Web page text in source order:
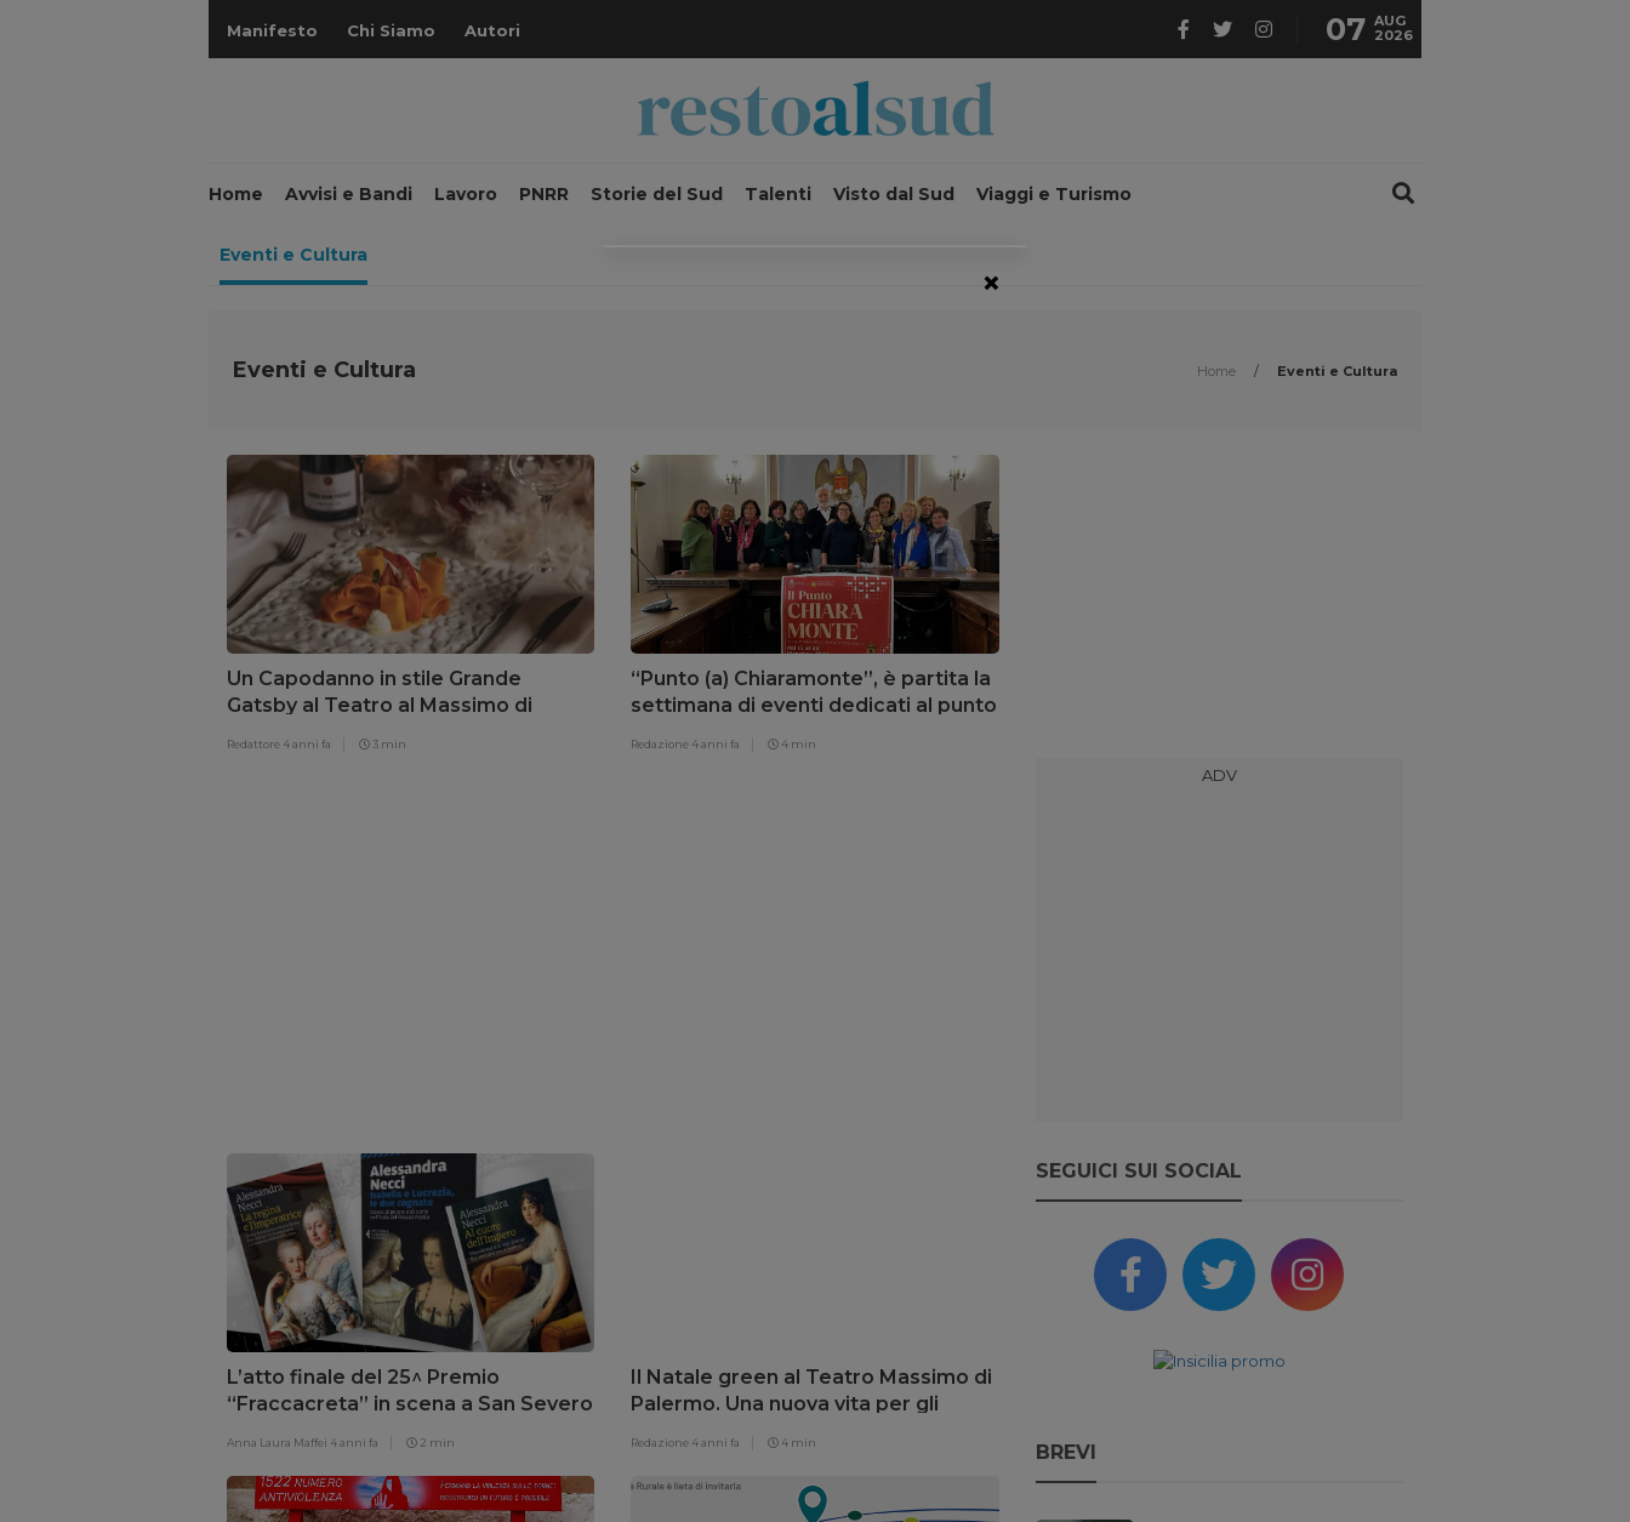
Manifesto Chi Siamo Autori 07 AUG
2026
Home Avvisi e Bandi Lavoro PNRR Storie del Sud Talenti Visto dal Sud Viaggi e Turismo
Eventi e Cultura
Eventi e Cultura Home / Eventi e Cultura
Un Capodanno in stile Grande
Gatsby al Teatro al Massimo di
Redattore 4 anni fa 3 min
“Punto (a) Chiaramonte”, è partita la
settimana di eventi dedicati al punto
Redazione 4 anni fa 4 min
L’atto finale del 25^ Premio
“Fraccacreta” in scena a San Severo
Anna Laura Maffei 4 anni fa 2 min
Il Natale green al Teatro Massimo di
Palermo. Una nuova vita per gli
Redazione 4 anni fa 4 min
SEGUICI SUI SOCIAL
BREVI
×